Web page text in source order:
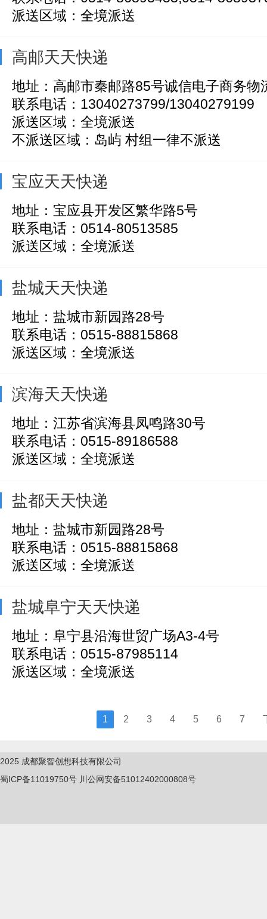
派送区域：全境派送
高邮天天快递
地址：高邮市秦邮路85号诚信电子商务物
联系电话：13040273799/13040279199
派送区域：全境派送
不派送区域：岛屿 村组一律不派送
宝应天天快递
地址：宝应县开发区繁华路5号
联系电话：0514-80513585
派送区域：全境派送
盐城天天快递
地址：盐城市新园路28号
联系电话：0515-88815868
派送区域：全境派送
滨海天天快递
地址：江苏省滨海县凤鸣路30号
联系电话：0515-89186588
派送区域：全境派送
盐都天天快递
地址：盐城市新园路28号
联系电话：0515-88815868
派送区域：全境派送
盐城阜宁天天快递
地址：阜宁县沿海世贸广场A3-4号
联系电话：0515-87985114
派送区域：全境派送
1 2 3 4 5 6 7
2025 成都聚智创想科技有限公司
蜀ICP备11019750号 川公网安备51012402000808号